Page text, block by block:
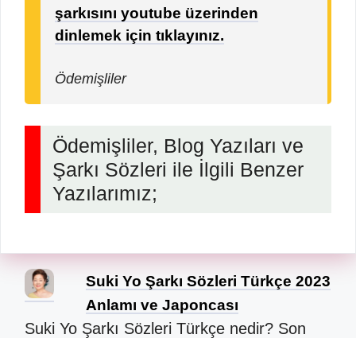
şarkısını youtube üzerinden
dinlemek için tıklayınız.
Ödemişliler
Ödemişliler, Blog Yazıları ve
Şarkı Sözleri ile İlgili Benzer
Yazılarımız;
Suki Yo Şarkı Sözleri Türkçe 2023
Anlamı ve Japoncası
Suki Yo Şarkı Sözleri Türkçe nedir? Son